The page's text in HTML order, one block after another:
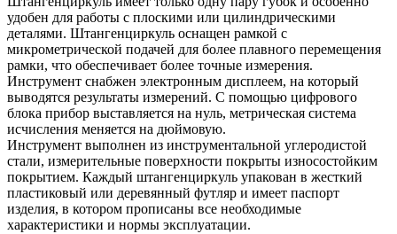
удобен для работы с плоскими или цилиндрическими
деталями. Штангенциркуль оснащен рамкой с
микрометрической подачей для более плавного перемещения
рамки, что обеспечивает более точные измерения.
Инструмент снабжен электронным дисплеем, на который
выводятся результаты измерений. С помощью цифрового
блока прибор выставляется на нуль, метрическая система
исчисления меняется на дюймовую.
Инструмент выполнен из инструментальной углеродистой
стали, измерительные поверхности покрыты износостойким
покрытием. Каждый штангенциркуль упакован в жесткий
пластиковый или деревянный футляр и имеет паспорт
изделия, в котором прописаны все необходимые
характеристики и нормы эксплуатации.